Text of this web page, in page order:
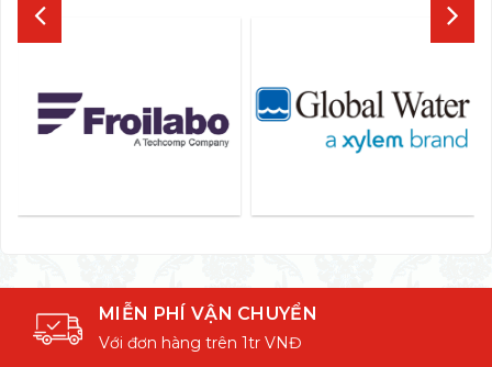
MIỄN PHÍ VẬN CHUYỂN
Với đơn hàng trên 1tr VNĐ